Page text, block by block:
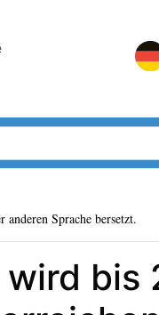
Sprache bersetzt.
wird bis